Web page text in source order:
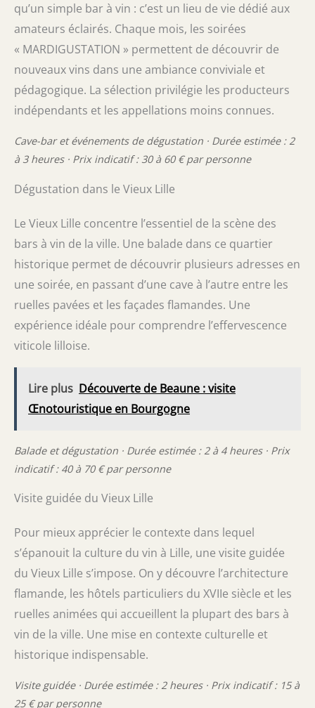
qu’un simple bar à vin : c’est un lieu de vie dédié aux
amateurs éclairés. Chaque mois, les soirées
« MARDIGUSTATION » permettent de découvrir de
nouveaux vins dans une ambiance conviviale et
pédagogique. La sélection privilégie les producteurs
indépendants et les appellations moins connues.
Cave-bar et événements de dégustation · Durée estimée : 2
à 3 heures · Prix indicatif : 30 à 60 € par personne
Dégustation dans le Vieux Lille
Le Vieux Lille concentre l’essentiel de la scène des
bars à vin de la ville. Une balade dans ce quartier
historique permet de découvrir plusieurs adresses en
une soirée, en passant d’une cave à l’autre entre les
ruelles pavées et les façades flamandes. Une
expérience idéale pour comprendre l’effervescence
viticole lilloise.
Lire plus Découverte de Beaune : visite
Œnotouristique en Bourgogne
Balade et dégustation · Durée estimée : 2 à 4 heures · Prix
indicatif : 40 à 70 € par personne
Visite guidée du Vieux Lille
Pour mieux apprécier le contexte dans lequel
s’épanouit la culture du vin à Lille, une visite guidée
du Vieux Lille s’impose. On y découvre l’architecture
flamande, les hôtels particuliers du XVIIe siècle et les
ruelles animées qui accueillent la plupart des bars à
vin de la ville. Une mise en contexte culturelle et
historique indispensable.
Visite guidée · Durée estimée : 2 heures · Prix indicatif : 15 à
25 € par personne